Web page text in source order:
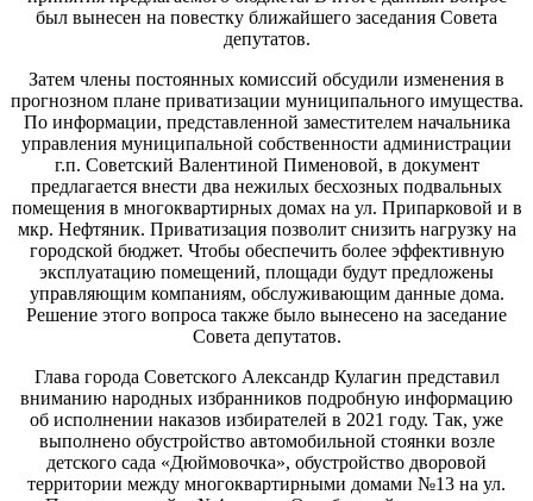
был вынесен на повестку ближайшего заседания Совета
депутатов.
Затем члены постоянных комиссий обсудили изменения в
прогнозном плане приватизации муниципального имущества.
По информации, представленной заместителем начальника
управления муниципальной собственности администрации
г.п. Советский Валентиной Пименовой, в документ
предлагается внести два нежилых бесхозных подвальных
помещения в многоквартирных домах на ул. Припарковой и в
мкр. Нефтяник. Приватизация позволит снизить нагрузку на
городской бюджет. Чтобы обеспечить более эффективную
эксплуатацию помещений, площади будут предложены
управляющим компаниям, обслуживающим данные дома.
Решение этого вопроса также было вынесено на заседание
Совета депутатов.
Глава города Советского Александр Кулагин представил
вниманию народных избранников подробную информацию
об исполнении наказов избирателей в 2021 году. Так, уже
выполнено обустройство автомобильной стоянки возле
детского сада «Дюймовочка», обустройство дворовой
территории между многоквартирными домами №13 на ул.